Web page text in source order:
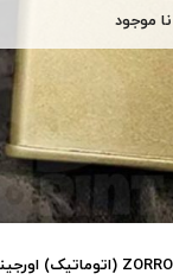
نا موجود